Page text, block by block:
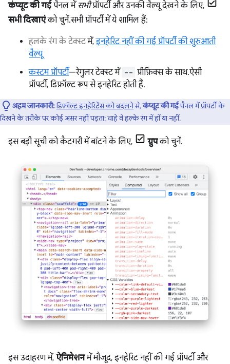
कंप्यूट की गईपैनल में सभीप्रॉपर्टी और उनकी वैल्यू देखने के लिए,
सभी दिखाएंको चुनें. सभी प्रॉपर्टी में ये शामिल हैं:
हलके रंग के टेक्स्टमें,इनहेरिट नहीं की गई प्रॉपर्टी की शुरुआती
वैल्यू
कस्टम प्रॉपर्टी—रेगुलर टेक्स्ट में -- प्रीफ़िक्स के साथ. ऐसी
प्रॉपर्टी, डिफ़ॉल्ट रूप से इनहेरिट होती हैं.
अहम जानकारी:डिफ़ॉल्ट इनहेरिटेंस को बदलनेसे,कंप्यूट की गईपैनल में प्रॉपर्टी के
दिखने के तरीके पर कोई असर नहीं पड़ता: चाहे वे हल्के रंग में हों या नहीं.
इस बड़ी सूची को कैटगरी में बांटने के लिए, ग्रुपको चुनें.
इस उदाहरण में, ऐनिमेशनमें मौजूद, इनहेरिट नहीं की गई प्रॉपर्टी और